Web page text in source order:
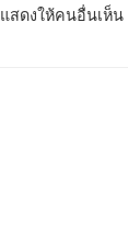
สดงให้คนอื่นเห็น